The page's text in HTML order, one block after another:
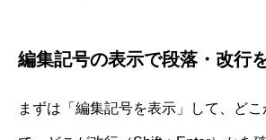
編集記号の表示で段落・改行
まずは「編集記号を表示」して、どこ